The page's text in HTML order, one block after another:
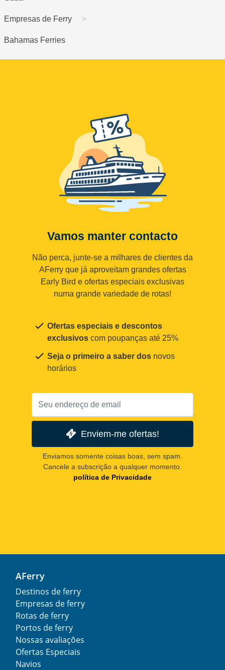
Empresas de Ferry
Bahamas Ferries
Vamos manter contacto
Não perca, junte-se a milhares de clientes da
AFerry que já aproveitam grandes ofertas
Early Bird e ofertas especiais exclusivas
numa grande variedade de rotas!
Ofertas especiais e descontos
exclusivos com poupanças até 25%
Seja o primeiro a saber dos novos
horários
Enviem-me ofertas!
Enviamos somente coisas boas, sem spam.
Cancele a subscrição a qualquer momento.
política de Privacidade
AFerry
Destinos de ferry
Empresas de ferry
Rotas de ferry
Portos de ferry
Nossas avaliações
Ofertas Especiais
Navios